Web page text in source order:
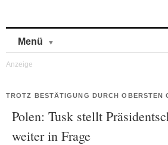
Menü
TROTZ BESTÄTIGUNG DURCH OBERSTEN
Polen: Tusk stellt
weiter in Frage